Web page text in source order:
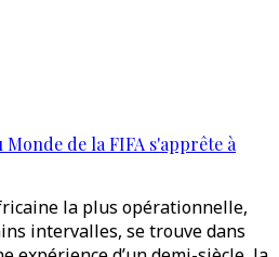
de la FIFA s'apprête à
la plus opérationnelle,
intervalles, se trouve dans